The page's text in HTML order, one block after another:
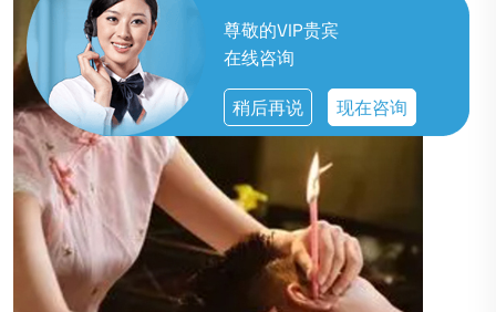
尊敬的VIP贵宾
在线咨询
稍后再说 现在咨询